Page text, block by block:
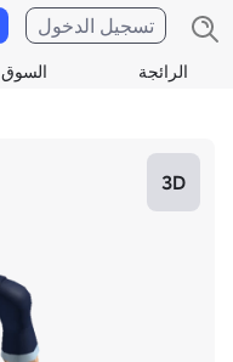
الرائجة السوق
تسجيل الدخول
3D